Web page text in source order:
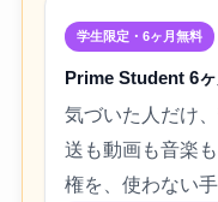
学生限定・6ヶ月無料
Prime Student 6
気づいた人だけ
送も動画も音楽
権を、使わない